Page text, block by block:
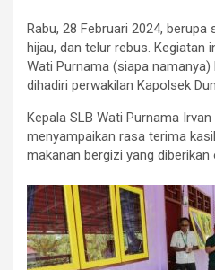
Rabu, 28 Februari 2024, berupa
hijau, dan telur rebus. Kegiatan
Wati Purnama (siapa
dihadiri perwakilan Kapolsek
Kepala SLB Wati Purnama Irvan
menyampaikan rasa terima
makanan bergizi yang diberikan